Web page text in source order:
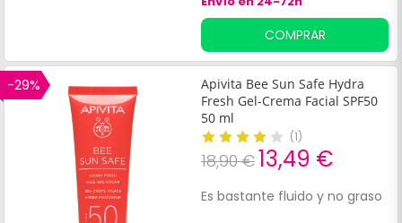
COMPRAR
-29%
Apivita Bee Sun Safe Hydra
Fresh Gel-Crema Facial SPF50
50 ml
(1)
18,90 €13,49 €
Es bastante fluido y no graso